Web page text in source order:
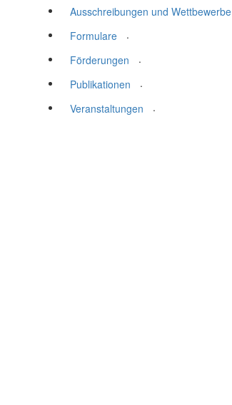
Ausschreibungen und Wettbewerbe
Formulare
.
Förderungen
.
Publikationen
.
Veranstaltungen
.